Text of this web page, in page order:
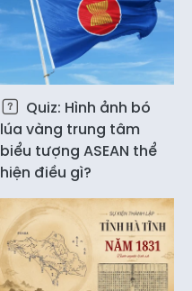
Quiz: Hình ảnh bó
lúa vàng trung tâm
biểu tượng ASEAN thể
hiện điều gì?